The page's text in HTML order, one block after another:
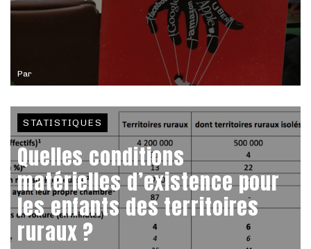
Par
STATISTIQUES
Quelles conditions
matérielles d’existence pour
les enfants des territoires
ruraux ?